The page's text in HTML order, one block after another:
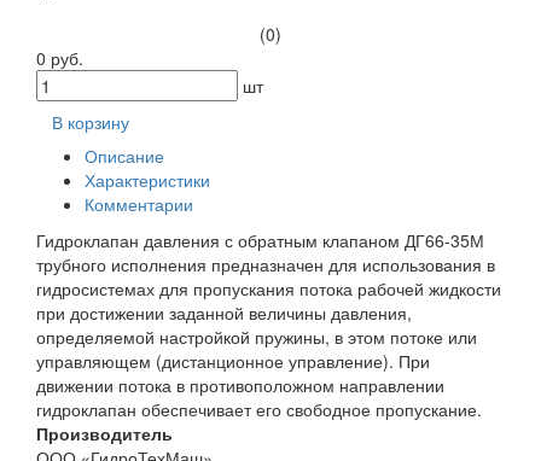
(0)
0 руб.
шт
В корзину
Описание
Характеристики
Комментарии
Гидроклапан давления с обратным клапаном ДГ66-35М
трубного исполнения предназначен для использования в
гидросистемах для пропускания потока рабочей жидкости
при достижении заданной величины давления,
определяемой настройкой пружины, в этом потоке или
управляющем (дистанционное управление). При
движении потока в противоположном направлении
гидроклапан обеспечивает его свободное пропускание.
Производитель